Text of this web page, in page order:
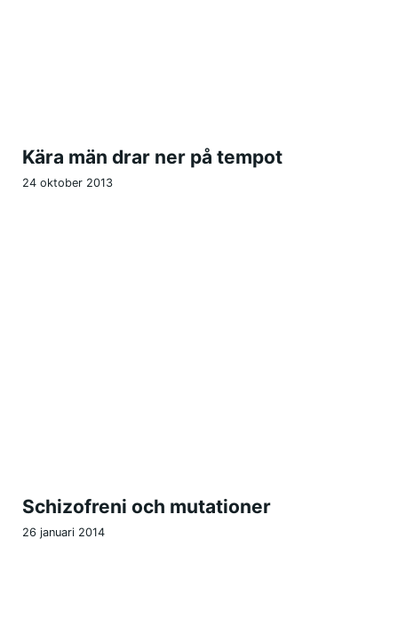
Kära män drar ner på tempot
24 oktober 2013
Schizofreni och mutationer
26 januari 2014